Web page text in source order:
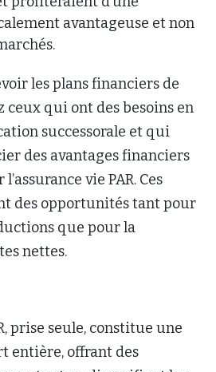
avantageuse et non
les plans financiers de
ceux qui ont des besoins en
successorale et qui
des avantages financiers
vie PAR. Ces
des opportunités tant pour
que pour la
nettes.
prise seule, constitue une
entière, offrant des